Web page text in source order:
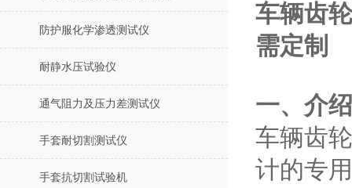
防护服化学渗透测试仪
耐静水压试验仪
通气阻力及压力差测试仪
手套耐切割测试仪
手套抗切割试验机
车辆齿
需定制
‌一、介绍‌
车辆齿
计的专